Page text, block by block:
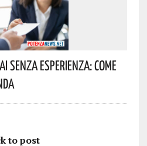
Senza Esperienza: Come
to post